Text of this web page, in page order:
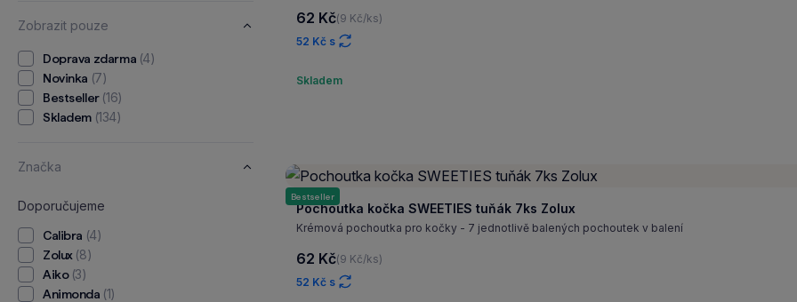
Zobrazit pouze
Doprava zdarma (4)
Novinka (7)
Bestseller (16)
Skladem (134)
Značka
Doporučujeme
Calibra (4)
Zolux (8)
Aiko (3)
Animonda (1)
62 Kč(9 Kč/ks)
52 Kč s
Skladem
Bestseller
Pochoutka kočka SWEETIES tuňák 7ks Zolux
Krémová pochoutka pro kočky - 7 jednotlivě balených pochoutek v balení
62 Kč(9 Kč/ks)
52 Kč s